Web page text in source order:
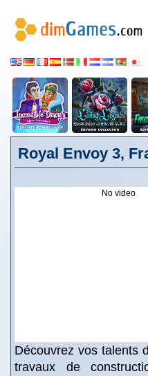
Royal Envoy 3,
No video
Découvrez vos talents
travaux de